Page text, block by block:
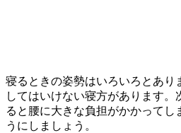
寝るときの姿勢はいろいろとあり
してはいけない寝方があります。
ると腰に大きな負担がかかってし
うにしましょう。